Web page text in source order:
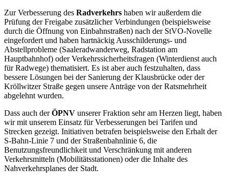
Zur Verbesserung des Radverkehrs haben wir außerdem die
Prüfung der Freigabe zusätzlicher Verbindungen (beispielsweise
durch die Öffnung von Einbahnstraßen) nach der StVO-Novelle
eingefordert und haben hartnäckig Ausschilderungs- und
Abstellprobleme (Saaleradwanderweg, Rad­station am
Hauptbahnhof) oder Verkehrssicherheitsfragen (Winterdienst auch
für Radwege) thematisiert. Es ist aber auch festzuhalten, dass
bessere Lösungen bei der Sanierung der Klausbrücke oder der
Kröllwitzer Straße gegen unsere Anträge von der Ratsmehrheit
abgelehnt wurden.
Dass auch derÖPNV unserer Fraktion sehr am Herzen liegt, haben
wir mit unserem Einsatz für Verbesserungen bei Tarifen und
Strecken gezeigt. Initiativen betrafen beispielsweise den Erhalt der
S-Bahn-Linie 7 und der Straßenbahnlinie 6, die
Benutzungsfreundlichkeit und Verschränkung mit anderen
Verkehrsmitteln (Mobilitätsstationen) oder die Inhalte des
Nahverkehrsplanes der Stadt.